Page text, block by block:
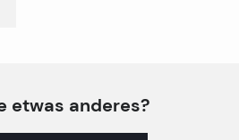
etwas anderes?